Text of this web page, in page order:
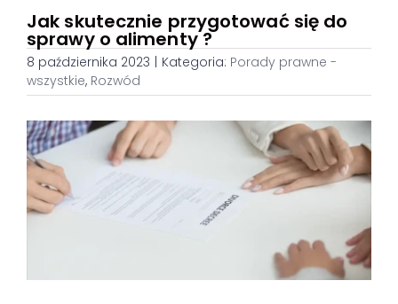
Jak skutecznie przygotować się do
sprawy o alimenty ?
8 października 2023 Kategoria: Porady prawne -
wszystkie, Rozwód
View
Larger
Image